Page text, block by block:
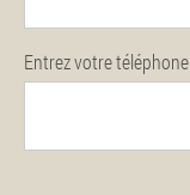
Entrez votre téléphone